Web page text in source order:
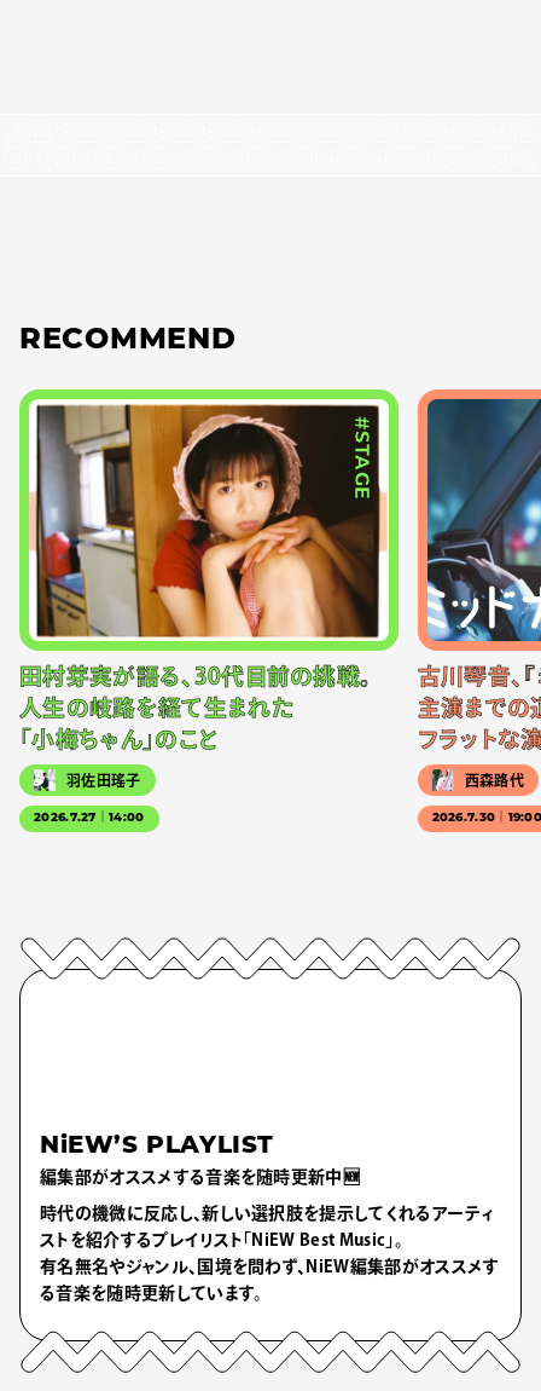
RECOMMEND
#STAGE
田村芽実が語る、30代目前の挑戦。
人生の岐路を経て生まれた
「小梅ちゃん」のこと
羽佐田瑤子
2026.7.27｜14:00
古川琴音、
主演までの
フラットな
西森路代
2026.7.30｜
NiEW’S PLAYLIST
編集部がオススメする音楽を随時更新中🆕
時代の機微に反応し、新しい選択肢を提示してくれるアーティ
ストを紹介するプレイリスト「NiEW Best Music」。
有名無名やジャンル、国境を問わず、NiEW編集部がオススメす
る音楽を随時更新しています。